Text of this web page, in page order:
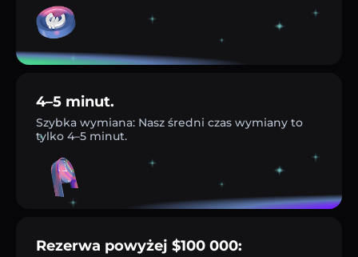
4–5 minut.
Szybka wymiana: Nasz średni czas wymiany to
tylko 4–5 minut.
Rezerwa powyżej $100 000: